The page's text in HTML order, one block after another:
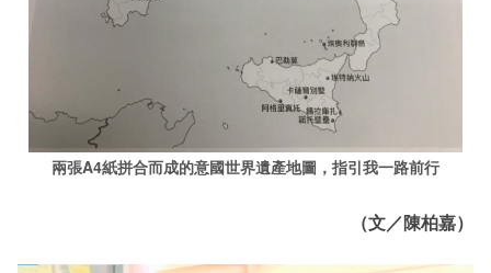
兩張A4紙拼合而成的意國世界遺產地圖，指引我一路前行
（文／陳柏嘉）